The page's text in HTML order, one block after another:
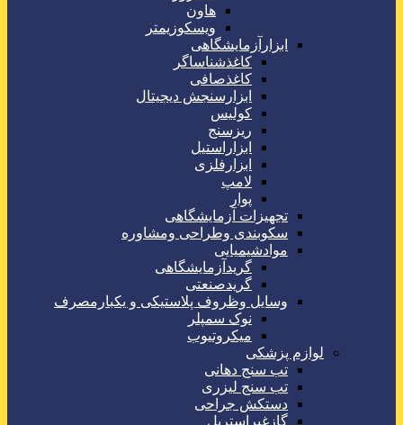
هاون
ویسکوزیمتر
ابزارآزمایشگاهی
کاغذشناساگر
کاغذصافی
ابزارسنجش دیجیتال
کولیس
ریزسنج
ابزاراستیل
ابزارفلزی
لامپ
پوار
تجهیزات آزمایشگاهی
سکوبندی وطراحی ومشاوره
موادشیمیایی
گریدآزمایشگاهی
گریدصنعتی
وسایل وظروف پلاستیکی و یکبارمصرف
نوک سمپلر
میکروتیوب
لوازم پزشکی
تب سنج دهانی
تب سنج لیزری
دستکش جراحی
گازغیراستریل